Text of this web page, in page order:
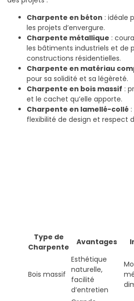
Charpente en béton : idéale
les projets d’envergure.
Charpente métallique :
les bâtiments industriels et de
constructions résidentielles.
Charpente en matériau
pour sa solidité et sa légèreté.
Charpente en bois massif :
et le cachet qu’elle apporte.
Charpente en lamellé-collé
flexibilité de design et respect
Type de
Charpente
Avantages
Bois massif
Esthétique
naturelle,
facilité
d’entretien